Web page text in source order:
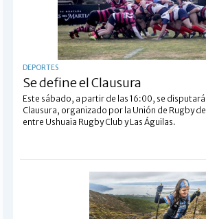
DEPORTES
Se define el Clausura
Este sábado, a partir de las 16:00, se
Clausura, organizado por la Unión de Rugby
entre Ushuaia Rugby Club y Las Águilas.